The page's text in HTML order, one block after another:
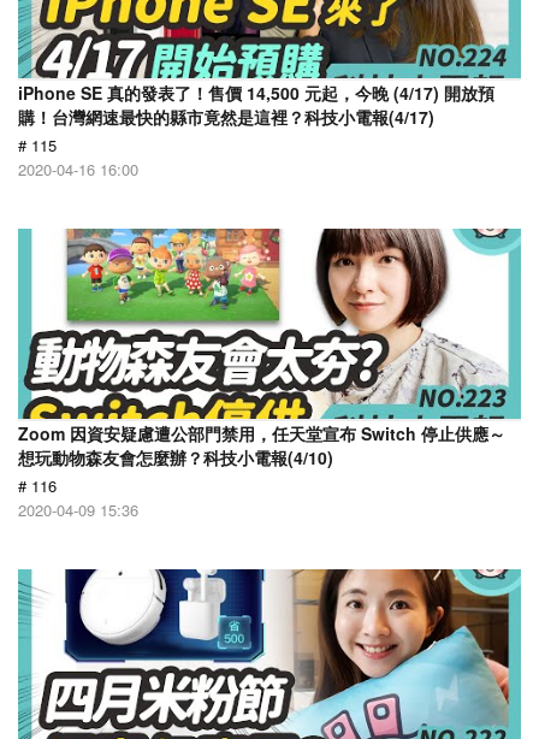
​iPhone SE 真的發表了！售價 14,500 元起，今晚 (4/17) 開放預
購！台灣網速最快的縣市竟然是這裡？科技小電報(4/17)
# 115
2020-04-16 16:00
Zoom 因資安疑慮遭公部門禁用，任天堂宣布 Switch 停止供應～
想玩動物森友會怎麼辦？科技小電報(4/10)
# 116
2020-04-09 15:36